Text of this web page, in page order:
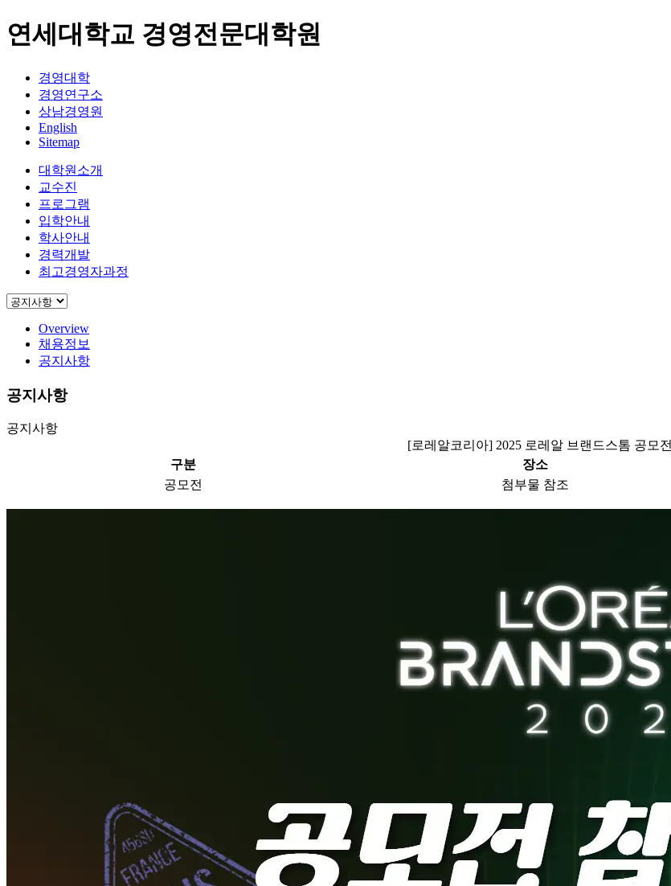
연세대학교 경영전문대학원
경영대학
경영연구소
상남경영원
English
Sitemap
대학원소개
교수진
프로그램
입학안내
학사안내
경력개발
최고경영자과정
Overview
채용정보
공지사항
공지사항
공지사항
[로레알코리아] 2025 로레알 브랜드스톰 공모전
구분
장소
공모전
첨부물 참조